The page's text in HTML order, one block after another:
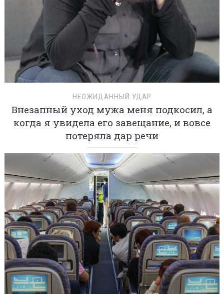
НЕОЖИДАННЫЙ УДАР
Внезапный уход мужа меня подкосил, а
когда я увидела его завещание, и вовсе
потеряла дар речи